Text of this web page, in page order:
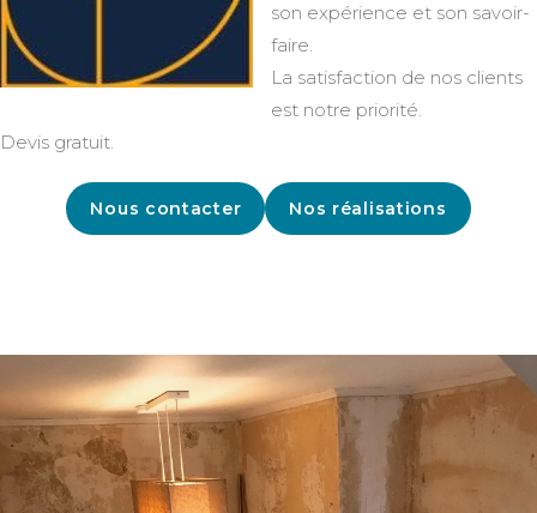
son expérience et son savoir-
faire.
La satisfaction de nos clients
est notre priorité.
Devis gratuit.
Nous contacter Nos réalisations